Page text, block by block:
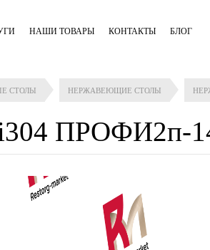
НАШИ ТОВАРЫ КОНТАКТЫ БЛОГ
СТОЛЫ НЕРЖАВЕЮЩИЕ СТОЛЫ
ПРОФИ2п-